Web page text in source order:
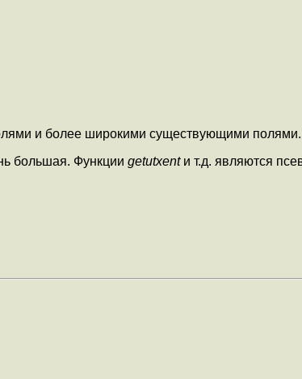
и более широкими существующими
большая. Функции getutxentи т.д. являются